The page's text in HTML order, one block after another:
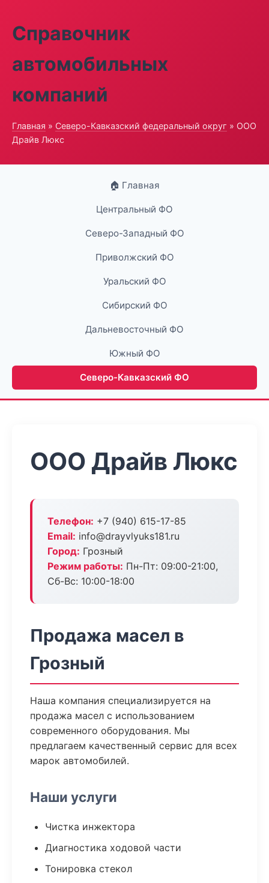
Справочник
автомобильных
компаний
Главная » Северо-Кавказский федеральный округ » ООО
Драйв Люкс
🏠 Главная
Центральный ФО
Северо-Западный ФО
Приволжский ФО
Уральский ФО
Сибирский ФО
Дальневосточный ФО
Южный ФО
Северо-Кавказский ФО
ООО Драйв Люкс
Телефон: +7 (940) 615-17-85
Email: info@drayvlyuks181.ru
Город: Грозный
Режим работы: Пн-Пт: 09:00-21:00,
Сб-Вс: 10:00-18:00
Продажа масел в
Грозный
Наша компания специализируется на
продажа масел с использованием
современного оборудования. Мы
предлагаем качественный сервис для всех
марок автомобилей.
Наши услуги
Чистка инжектора
Диагностика ходовой части
Тонировка стекол